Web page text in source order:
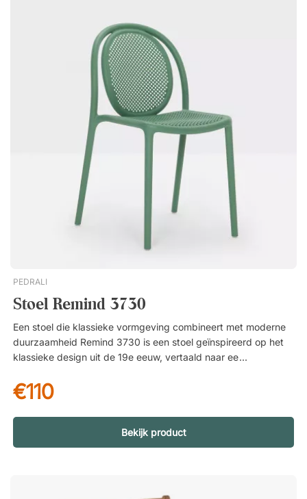
materiaal dat tegen een stootje kan De stoel is gemaakt van
slijtvast polypropyleen met toegevoegde glasvezel, wat zorgt
voor een stevige constructie zonder dat hij zwaar wordt. Zo
heb je een stoel die dagelijks gebruik aankan, zowel binnen
als buiten, zonder vorm of functie te verliezen. Het gladde
oppervlak maakt het bovendien makkelijk om gemorste
vloeistoffen en stof snel weg te vegen – dat scheelt tijd in een
drukke dag. Even afnemen en de stoel is weer klaar voor
gebruik. Air heeft een stijlvol en minimalistisch ontwerp van
duurzaam polypropyleen met toegevoegde glasvezel,
waardoor hij zich zowel binnen als buiten op het balkon, terras
of in de tuin thuis voelt. Wordt verkocht in 4-pak (prijs is per
stuk). Stapelbaar tot tien stoelen. Gemakkelijk schoon te
houden en schoon te vegen.
PEDRALI
Stoel Remind 3730
Een stoel die klassieke vormgeving combineert met moderne
duurzaamheid Remind 3730 is een stoel geïnspireerd op het
klassieke design uit de 19e eeuw, vertaald naar een moderne
terras – perfect wanneer je een tijdloze en uitnodigende sfeer
wilt creëren. Praktisch in het dagelijks gebruik Dankzij de
lichte constructie is de stoel eenvoudig te verplaatsen en tot
acht stuks te stapelen. Zo kun je hem makkelijk opbergen
wanneer je ruimte nodig hebt – ideaal voor flexibele
slijtvastheid met een duurzamere materiaalkeuze. De stoel is
€110
Bekijk product